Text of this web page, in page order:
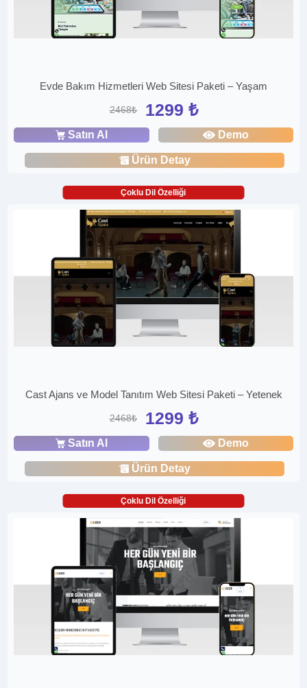
Evde Bakım Hizmetleri Web Sitesi Paketi – Yaşam
2468₺ 1299 ₺
Satın Al Demo
Ürün Detay
Çoklu Dil Özelliği
Cast Ajans ve Model Tanıtım Web Sitesi Paketi – Yetenek
2468₺ 1299 ₺
Satın Al Demo
Ürün Detay
Çoklu Dil Özelliği